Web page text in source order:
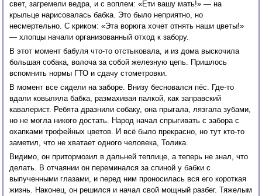
свет, загремели ведра, и с воплем: «Ети вашу мать!» — на
крыльце нарисовалась бабка. Это было неприятно, но
несмертельно. С криком: «Эта ворюга хочет отнять наши цветы!»
— хлопцы начали организованный отход к забору.
В этот момент бабуля что-то отстыковала, и из дома выскочила
большая собака, волоча за собой железную цепь. Пришлось
вспомнить нормы ГТО и сдачу стометровки.
В момент все сидели на заборе. Внизу бесновался пёс. Где-то
вдали ковыляла бабка, размахивая палкой, как заправский
кавалерист. Ребята дразнили собаку, она прыгала, лязгала зубами,
но не могла никого достать. Народ начал спрыгивать с забора с
охапками трофейных цветов. И всё было прекрасно, но тут кто-то
заметил, что не хватает одного человека, Толика.
Видимо, он притормозил в дальней теплице, а теперь не знал, что
делать. В отчаянии он переминался за спиной у бабки с
выпученными глазами, и перед ним проносилась вся его короткая
жизнь. Наконец, он решился и начал свой мощный разбег. Тяжелым